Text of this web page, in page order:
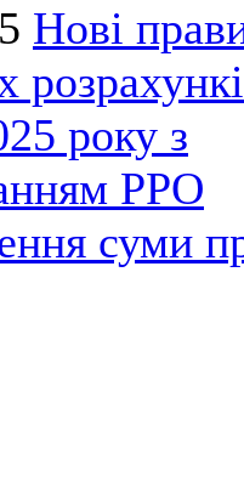
Нові
року з
РРО
суми